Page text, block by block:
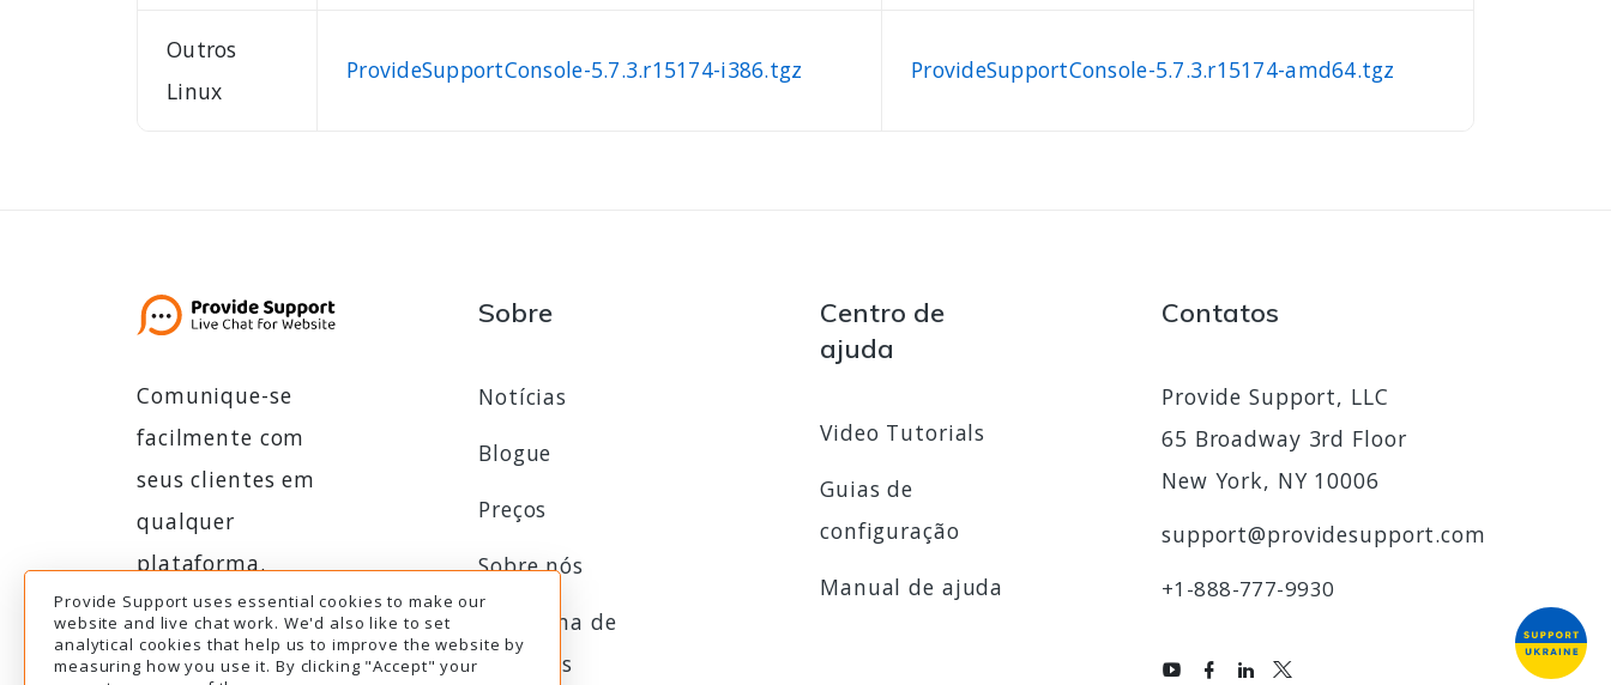
Outros
Linux
ProvideSupportConsole-5.7.3.r15174-i386.tgz ProvideSupportConsole-5.7.3.r15174-amd64.tgz
Comunique-se
facilmente com
seus clientes em
qualquer
plataforma.
Avaliação gratuita
Avaliação gratuita
Sobre
Notícias
Blogue
Preços
Sobre nós
Programa de
Afiliados
Centro de
ajuda
Video Tutorials
Guias de
configuração
Manual de ajuda
Contatos
Provide Support, LLC
65 Broadway 3rd Floor
New York, NY 10006
support@providesupport.com
+1-888-777-9930
Provide Support uses essential cookies to make our
website and live chat work. We'd also like to set
analytical cookies that help us to improve the website by
measuring how you use it. By clicking "Accept" your